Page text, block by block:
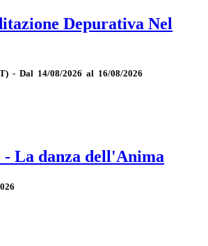
Depurativa Nel
- Dal 14/08/2026 al 16/08/2026
- La danza dell'Anima